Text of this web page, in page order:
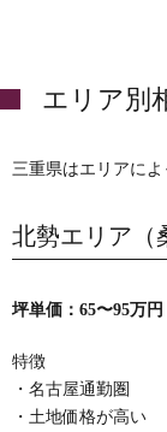
エリア別
三重県はエリアによ
北勢エリア（
坪単価：65〜95万円
特徴
・名古屋通勤圏
・土地価格が高い